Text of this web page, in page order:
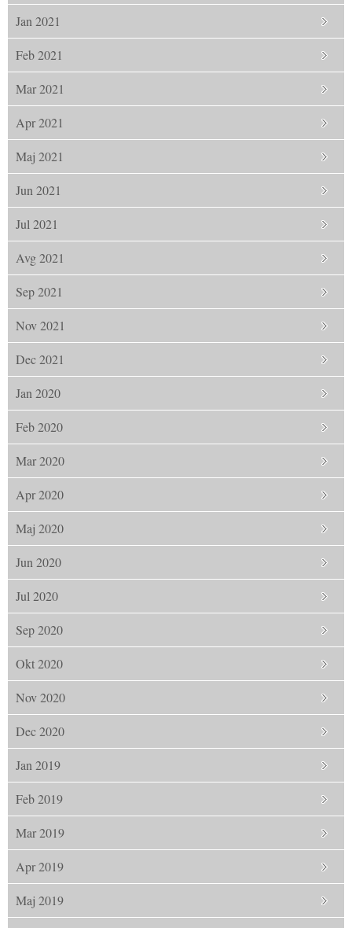
Jan 2021
Feb 2021
Mar 2021
Apr 2021
Maj 2021
Jun 2021
Jul 2021
Avg 2021
Sep 2021
Nov 2021
Dec 2021
Jan 2020
Feb 2020
Mar 2020
Apr 2020
Maj 2020
Jun 2020
Jul 2020
Sep 2020
Okt 2020
Nov 2020
Dec 2020
Jan 2019
Feb 2019
Mar 2019
Apr 2019
Maj 2019